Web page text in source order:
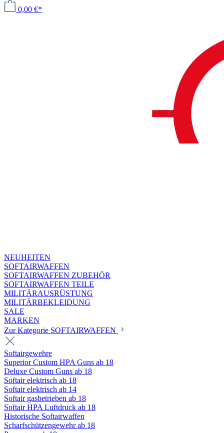
0,00 €*
NEUHEITEN
SOFTAIRWAFFEN
SOFTAIRWAFFEN ZUBEHÖR
SOFTAIRWAFFEN TEILE
MILITÄRAUSRÜSTUNG
MILITÄRBEKLEIDUNG
SALE
MARKEN
Zur Kategorie SOFTAIRWAFFEN
Softairgewehre
Superior Custom HPA Guns ab 18
Deluxe Custom Guns ab 18
Softair elektrisch ab 18
Softair elektrisch ab 14
Softair gasbetrieben ab 18
Softair HPA Luftdruck ab 18
Historische Softairwaffen
Scharfschützengewehr ab 18